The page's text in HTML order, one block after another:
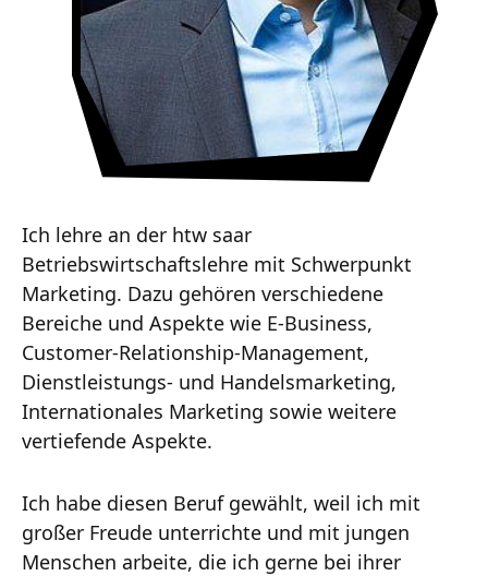
Ich lehre an der htw saar
Betriebswirtschaftslehre mit Schwerpunkt
Marketing. Dazu gehören verschiedene
Bereiche und Aspekte wie E-Business,
Customer-Relationship-Management,
Dienstleistungs- und Handelsmarketing,
Internationales Marketing sowie weitere
vertiefende Aspekte.
Ich habe diesen Beruf gewählt, weil ich mit
großer Freude unterrichte und mit jungen
Menschen arbeite, die ich gerne bei ihrer